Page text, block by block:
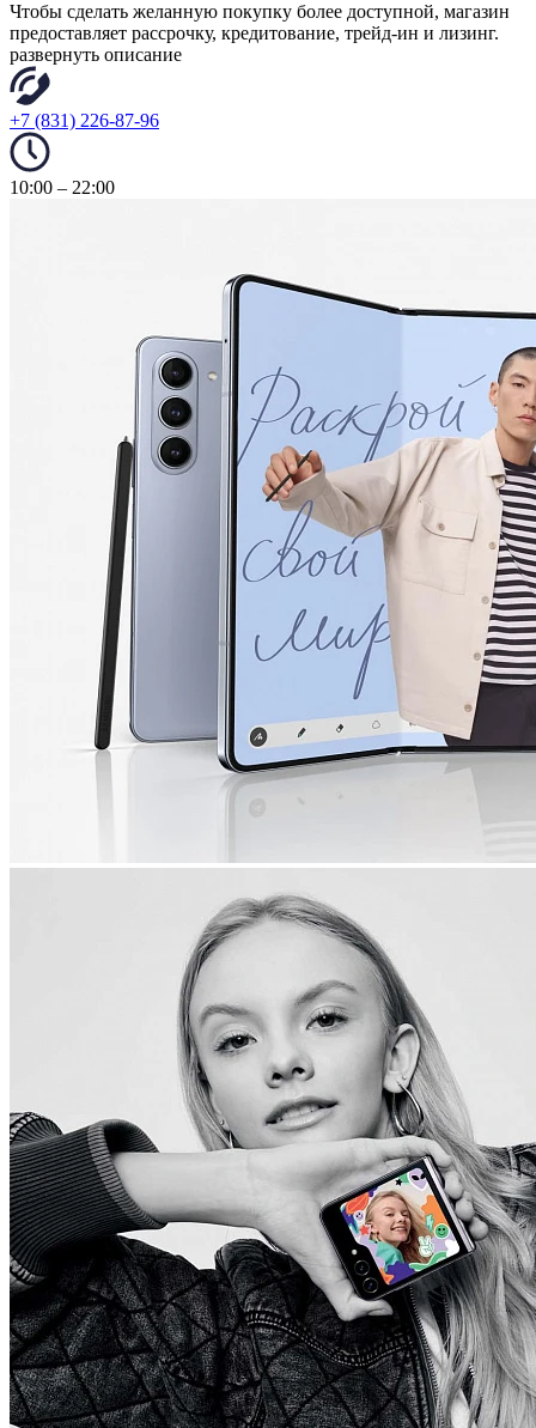
Чтобы сделать желанную покупку более доступной, магазин
предоставляет рассрочку, кредитование, трейд-ин и лизинг.
развернуть описание
+7 (831) 226-87-96
10:00 – 22:00